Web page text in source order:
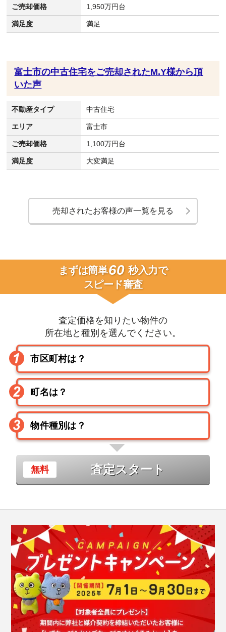
ご売却価格 1,950万円台
満足度 満足
富士市の中古住宅をご売却されたM.Y様から頂
いた声
不動産タイプ 中古住宅
エリア 富士市
ご売却価格 1,100万円台
満足度 大変満足
売却されたお客様の声一覧を見る
まずは簡単60 秒入力で
スピード審査
査定価格を知りたい物件の
所在地と種別を選んでください。
査定スタート